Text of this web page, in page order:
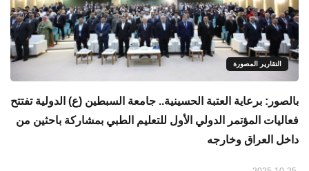
التقارير المصورة
بالصور: برعاية العتبة الحسينية.. جامعة السبطين (ع) الدولية تفتتح
فعاليات المؤتمر الدولي الأول للتعليم الطبي بمشاركة باحثين من
داخل العراق وخارجه